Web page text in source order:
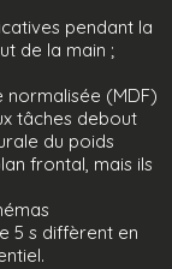
pendant la
de la main ;
(MDF)
tâches debout
du poids
frontal, mais ils
5 s diffèrent en